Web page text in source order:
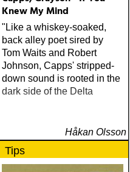
Knew My Mind
"Like a whiskey-soaked,
back alley poet sired by
Tom Waits and Robert
Johnson, Capps' stripped-
down sound is rooted in the
dark side of the Delta
Håkan Olsson
Tips